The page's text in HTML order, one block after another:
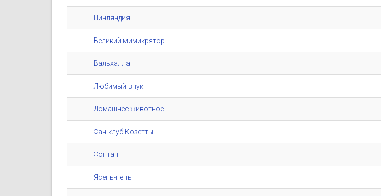
Пинляндия
Великий мимикрятор
Вальхалла
Любимый внук
Домашнее животное
Фан-клуб Козетты
Фонтан
Ясень-пень